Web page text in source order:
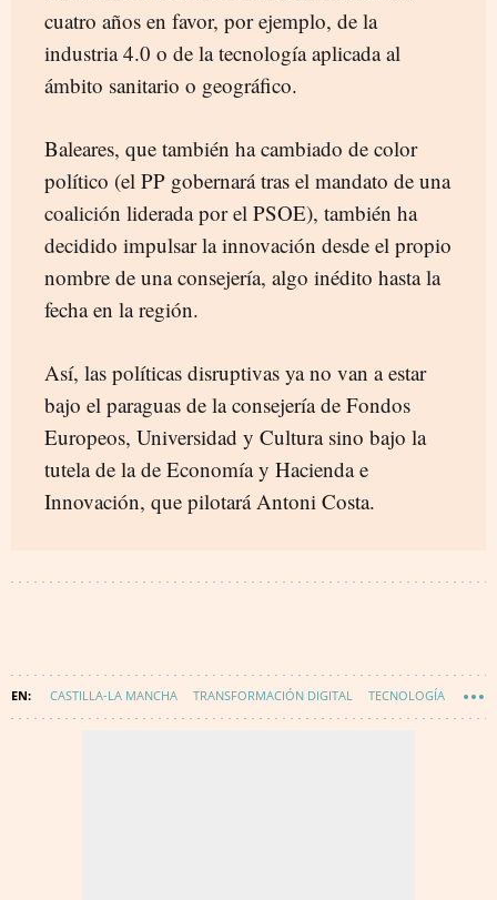
cuatro años en favor, por ejemplo, de la
industria 4.0 o de la tecnología aplicada al
ámbito sanitario o geográfico.
Baleares, que también ha cambiado de color
político (el PP gobernará tras el mandato de una
coalición liderada por el PSOE), también ha
decidido impulsar la innovación desde el propio
nombre de una consejería, algo inédito hasta la
fecha en la región.
Así, las políticas disruptivas ya no van a estar
bajo el paraguas de la consejería de Fondos
Europeos, Universidad y Cultura sino bajo la
tutela de la de Economía y Hacienda e
Innovación, que pilotará Antoni Costa.
CASTILLA-LA MANCHA TRANSFORMACIÓN DIGITAL TECNOLOGÍA